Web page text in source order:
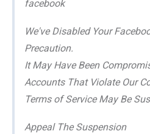
facebook
We've Disabled Your
Precaution.
It May Have Been
Accounts That Violate Our
Terms of Service May Be
Appeal The Suspension